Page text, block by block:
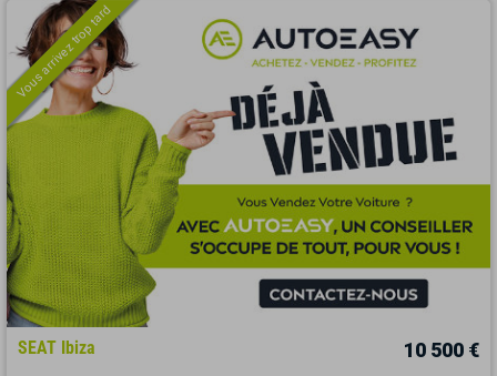
Vous arrivez trop tard
SEAT Ibiza 10 500 €